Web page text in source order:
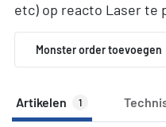
etc) op reacto Laser te
Monster order toevoegen
Artikelen 1